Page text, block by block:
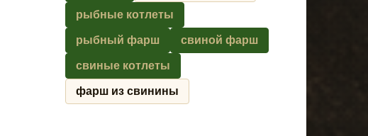
рыбные котлеты
рыбный фарш свиной фарш
свиные котлеты
фарш из свинины